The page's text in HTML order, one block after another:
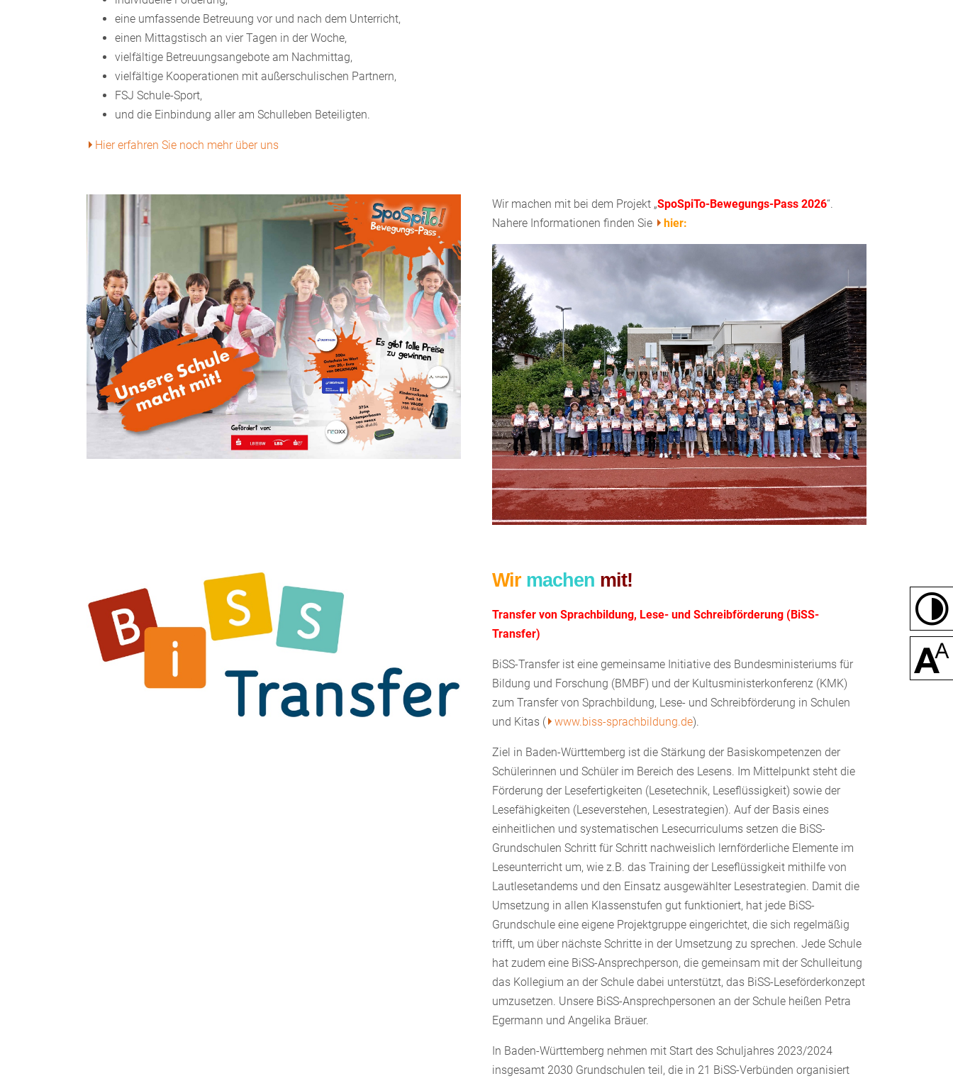
eine umfassende Betreuung vor und nach dem Unterricht,
einen Mittagstisch an vier Tagen in der Woche,
vielfältige Betreuungsangebote am Nachmittag,
vielfältige Kooperationen mit außerschulischen Partnern,
FSJ Schule-Sport,
und die Einbindung aller am Schulleben Beteiligten.
Hier erfahren Sie noch mehr über uns
Wir machen mit bei dem Projekt „SpoSpiTo-Bewegungs-Pass 2026“.
Nahere Informationen finden Sie
hier:
Wirmachen mit!
Transfer von Sprachbildung, Lese- und Schreibförderung (BiSS-
Transfer)
BiSS-Transfer ist eine gemeinsame Initiative des Bundesministeriums für
Bildung und Forschung (BMBF) und der Kultusministerkonferenz (KMK)
zum Transfer von Sprachbildung, Lese- und Schreibförderung in Schulen
und Kitas (
www.biss-sprachbildung.de).
Ziel in Baden-Württemberg ist die Stärkung der Basiskompetenzen der
Schülerinnen und Schüler im Bereich des Lesens. Im Mittelpunkt steht die
Förderung der Lesefertigkeiten (Lesetechnik, Leseflüssigkeit) sowie der
Lesefähigkeiten (Leseverstehen, Lesestrategien). Auf der Basis eines
einheitlichen und systematischen Lesecurriculums setzen die BiSS-
Grundschulen Schritt für Schritt nachweislich lernförderliche Elemente im
Leseunterricht um, wie z.B. das Training der Leseflüssigkeit mithilfe von
Lautlesetandems und den Einsatz ausgewählter Lesestrategien. Damit die
Umsetzung in allen Klassenstufen gut funktioniert, hat jede BiSS-
Grundschule eine eigene Projektgruppe eingerichtet, die sich regelmäßig
trifft, um über nächste Schritte in der Umsetzung zu sprechen. Jede Schule
hat zudem eine BiSS-Ansprechperson, die gemeinsam mit der Schulleitung
das Kollegium an der Schule dabei unterstützt, das BiSS-Leseförderkonzept
umzusetzen. Unsere BiSS-Ansprechpersonen an der Schule heißen Petra
Egermann und Angelika Bräuer.
In Baden-Württemberg nehmen mit Start des Schuljahres 2023/2024
insgesamt 2030 Grundschulen teil, die in 21 BiSS-Verbünden organisiert